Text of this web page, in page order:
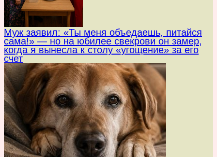
Муж заявил: «Ты меня объедаешь, питайся
сама!» — но на юбилее свекрови он замер,
когда я вынесла к столу «угощение» за его
счет